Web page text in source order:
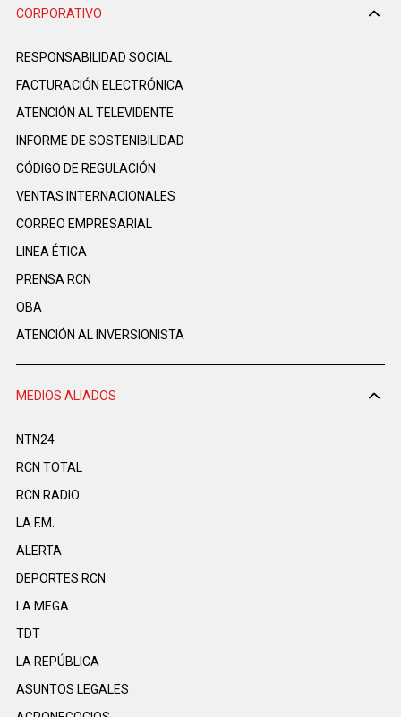
CORPORATIVO
RESPONSABILIDAD SOCIAL
FACTURACIÓN ELECTRÓNICA
ATENCIÓN AL TELEVIDENTE
INFORME DE SOSTENIBILIDAD
CÓDIGO DE REGULACIÓN
VENTAS INTERNACIONALES
CORREO EMPRESARIAL
LINEA ÉTICA
PRENSA RCN
OBA
ATENCIÓN AL INVERSIONISTA
MEDIOS ALIADOS
NTN24
RCN TOTAL
RCN RADIO
LA F.M.
ALERTA
DEPORTES RCN
LA MEGA
TDT
LA REPÚBLICA
ASUNTOS LEGALES